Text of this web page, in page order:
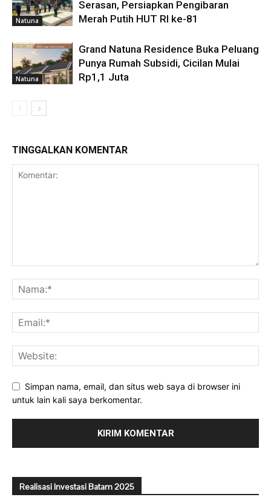
Natuna
Serasan, Persiapkan Pengibaran
Merah Putih HUT RI ke-81
Natuna
Grand Natuna Residence Buka Peluang
Punya Rumah Subsidi, Cicilan Mulai
Rp1,1 Juta
TINGGALKAN KOMENTAR
Simpan nama, email, dan situs web saya di browser ini
untuk lain kali saya berkomentar.
Realisasi Investasi Batam 2025